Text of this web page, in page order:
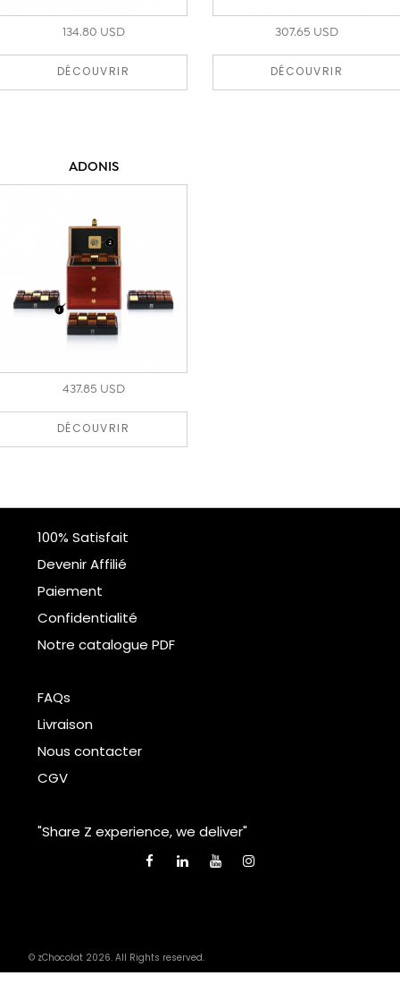
134.80 USD
DÉCOUVRIR
307.65 USD
DÉCOUVRIR
ADONIS
437.85 USD
DÉCOUVRIR
100% Satisfait
Devenir Affilié
Paiement
Confidentialité
Notre catalogue PDF
FAQs
Livraison
Nous contacter
CGV
"Share Z experience, we deliver"
© zChocolat 2026. All Rights reserved.